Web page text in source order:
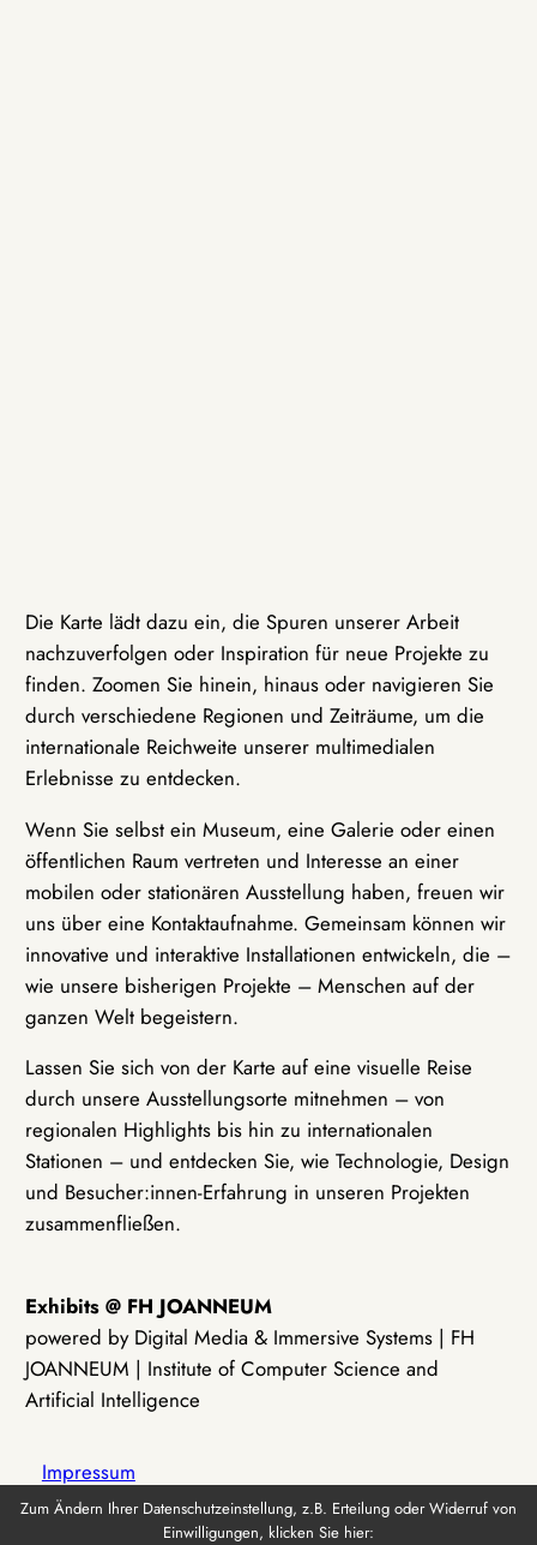
Die Karte lädt dazu ein, die Spuren unserer Arbeit
nachzuverfolgen oder Inspiration für neue Projekte zu
finden. Zoomen Sie hinein, hinaus oder navigieren Sie
durch verschiedene Regionen und Zeiträume, um die
internationale Reichweite unserer multimedialen
Erlebnisse zu entdecken.
Wenn Sie selbst ein Museum, eine Galerie oder einen
öffentlichen Raum vertreten und Interesse an einer
mobilen oder stationären Ausstellung haben, freuen wir
uns über eine Kontaktaufnahme. Gemeinsam können wir
innovative und interaktive Installationen entwickeln, die –
wie unsere bisherigen Projekte – Menschen auf der
ganzen Welt begeistern.
Lassen Sie sich von der Karte auf eine visuelle Reise
durch unsere Ausstellungsorte mitnehmen – von
regionalen Highlights bis hin zu internationalen
Stationen – und entdecken Sie, wie Technologie, Design
und Besucher:innen-Erfahrung in unseren Projekten
zusammenfließen.
Exhibits @ FH JOANNEUM
powered by Digital Media & Immersive Systems | FH
JOANNEUM | Institute of Computer Science and
Artificial Intelligence
Impressum
Zum Ändern Ihrer Datenschutzeinstellung, z.B. Erteilung oder Widerruf von
Einwilligungen, klicken Sie hier: